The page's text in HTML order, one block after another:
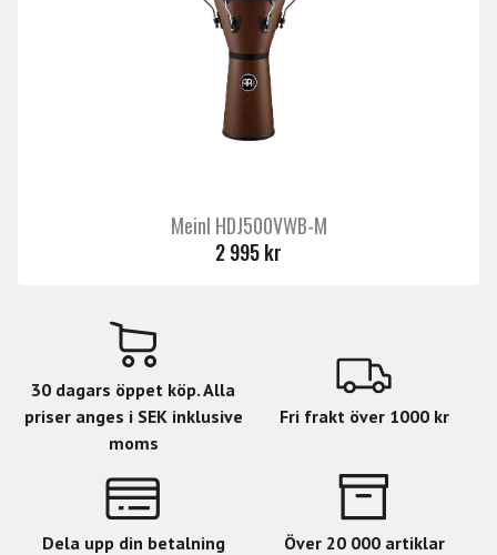
Meinl HDJ500VWB-M
2 995 kr
30 dagars öppet köp. Alla
priser anges i SEK inklusive
moms
Fri frakt över 1000 kr
Dela upp din betalning Över 20 000 artiklar